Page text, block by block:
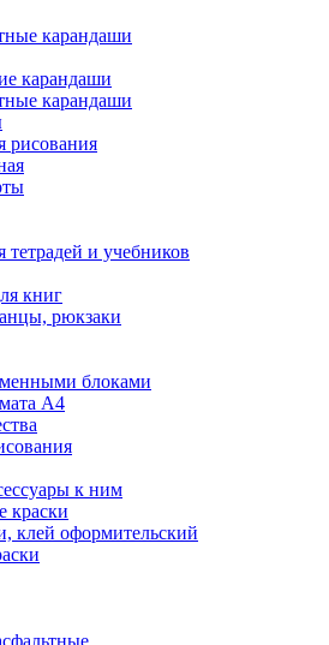
карандаши
карандаши
карандаши
рисования
и учебников
книг
рюкзаки
блоками
А4
к ним
краски
клей оформительский